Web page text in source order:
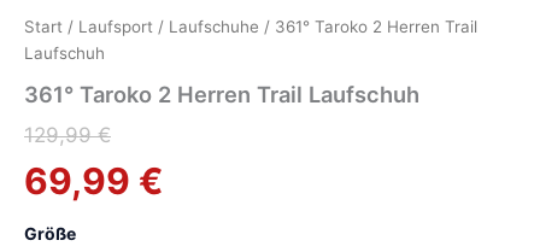
Start / Laufsport / Laufschuhe / 361° Taroko 2 Herren Trail
Laufschuh
361° Taroko 2 Herren Trail Laufschuh
129,99€
Ursprünglicher
Preis
war:
69,99 €
Aktueller
Preis
ist:
Größe